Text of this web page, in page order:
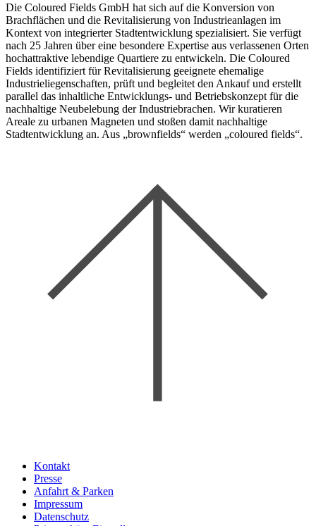
Die Coloured Fields GmbH hat sich auf die Konversion von
Brachflächen und die Revitalisierung von Industrieanlagen im
Kontext von integrierter Stadtentwicklung spezialisiert. Sie verfügt
nach 25 Jahren über eine besondere Expertise aus verlassenen Orten
hochattraktive lebendige Quartiere zu entwickeln. Die Coloured
Fields identifiziert für Revitalisierung geeignete ehemalige
Industrieliegenschaften, prüft und begleitet den Ankauf und erstellt
parallel das inhaltliche Entwicklungs- und Betriebskonzept für die
nachhaltige Neubelebung der Industriebrachen. Wir kuratieren
Areale zu urbanen Magneten und stoßen damit nachhaltige
Stadtentwicklung an. Aus „brownfields“ werden „coloured fields“.
Kontakt
Presse
Anfahrt & Parken
Impressum
Datenschutz